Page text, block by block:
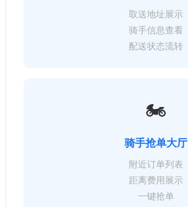
取送地址展示
骑手信息查看
配送状态流转
🏍️
骑手抢单大厅
附近订单列表
距离费用展示
一键抢单